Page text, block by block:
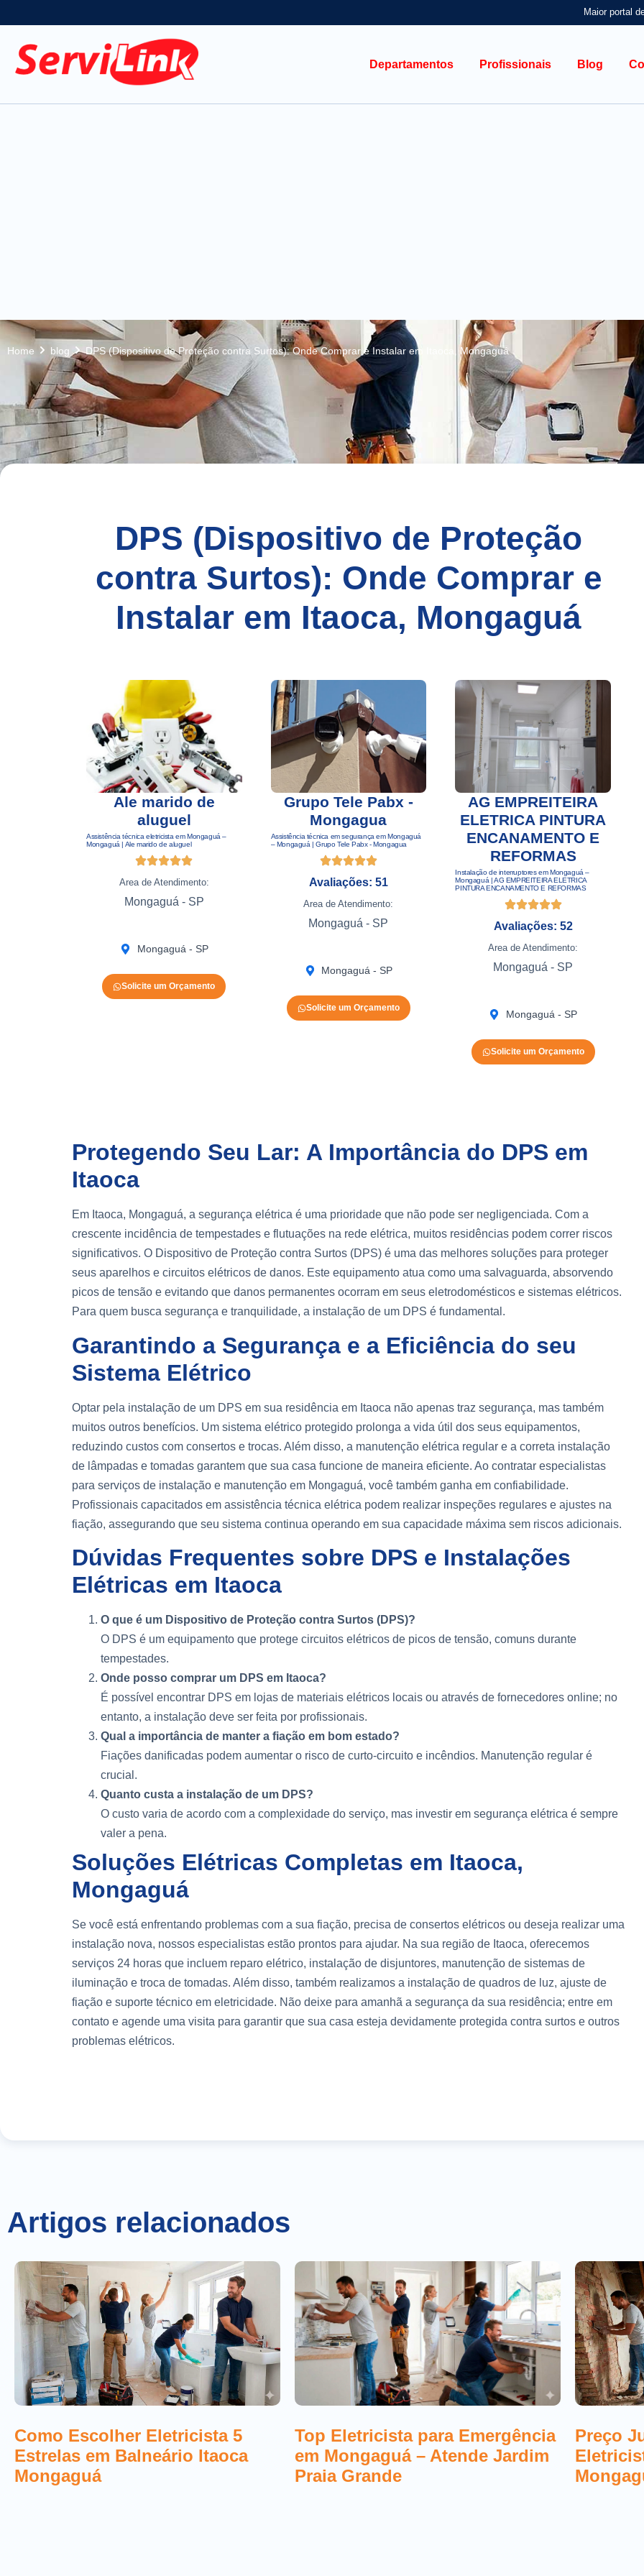
Maior portal
Departamentos Profissionais Blog
Home blog DPS (Dispositivo de Proteção contra Surtos): Onde Comprar e Instalar em Itaoca, Mongaguá
DPS (Dispositivo de Proteção
contra Surtos): Onde Comprar e
Instalar em Itaoca, Mongaguá
Ale marido de
aluguel
Assistência técnica eletricista em Mongaguá –
Mongaguá | Ale marido de aluguel
Area de Atendimento:
Mongaguá - SP
Mongaguá - SP
Solicite um Orçamento
Grupo Tele Pabx -
Mongagua
Assistência técnica em segurança em Mongaguá
– Mongaguá | Grupo Tele Pabx - Mongagua
Avaliações: 51
Area de Atendimento:
Mongaguá - SP
Mongaguá - SP
Solicite um Orçamento
AG EMPREITEIRA
ELETRICA PINTURA
ENCANAMENTO E
REFORMAS
Instalação de interruptores em Mongaguá –
Mongaguá | AG EMPREITEIRA ELETRICA
PINTURA ENCANAMENTO E REFORMAS
Avaliações: 52
Area de Atendimento:
Mongaguá - SP
Mongaguá - SP
Solicite um Orçamento
Protegendo Seu Lar: A Importância do DPS em
Itaoca
Em Itaoca, Mongaguá, a segurança elétrica é uma prioridade que não pode ser negligenciada. Com a
crescente incidência de tempestades e flutuações na rede elétrica, muitos residências podem correr riscos
significativos. O Dispositivo de Proteção contra Surtos (DPS) é uma das melhores soluções para proteger
seus aparelhos e circuitos elétricos de danos. Este equipamento atua como uma salvaguarda, absorvendo
picos de tensão e evitando que danos permanentes ocorram em seus eletrodomésticos e sistemas elétricos.
Para quem busca segurança e tranquilidade, a instalação de um DPS é fundamental.
Garantindo a Segurança e a Eficiência do seu
Sistema Elétrico
Optar pela instalação de um DPS em sua residência em Itaoca não apenas traz segurança, mas também
muitos outros benefícios. Um sistema elétrico protegido prolonga a vida útil dos seus equipamentos,
reduzindo custos com consertos e trocas. Além disso, a manutenção elétrica regular e a correta instalação
de lâmpadas e tomadas garantem que sua casa funcione de maneira eficiente. Ao contratar especialistas
para serviços de instalação e manutenção em Mongaguá, você também ganha em confiabilidade.
Profissionais capacitados em assistência técnica elétrica podem realizar inspeções regulares e ajustes na
fiação, assegurando que seu sistema continua operando em sua capacidade máxima sem riscos adicionais.
Dúvidas Frequentes sobre DPS e Instalações
Elétricas em Itaoca
O que é um Dispositivo de Proteção contra Surtos (DPS)?
O DPS é um equipamento que protege circuitos elétricos de picos de tensão, comuns durante
tempestades.
Onde posso comprar um DPS em Itaoca?
É possível encontrar DPS em lojas de materiais elétricos locais ou através de fornecedores online; no
entanto, a instalação deve ser feita por profissionais.
Qual a importância de manter a fiação em bom estado?
Fiações danificadas podem aumentar o risco de curto-circuito e incêndios. Manutenção regular é
crucial.
Quanto custa a instalação de um DPS?
O custo varia de acordo com a complexidade do serviço, mas investir em segurança elétrica é sempre
valer a pena.
Soluções Elétricas Completas em Itaoca,
Mongaguá
Se você está enfrentando problemas com a sua fiação, precisa de consertos elétricos ou deseja realizar uma
instalação nova, nossos especialistas estão prontos para ajudar. Na sua região de Itaoca, oferecemos
serviços 24 horas que incluem reparo elétrico, instalação de disjuntores, manutenção de sistemas de
iluminação e troca de tomadas. Além disso, também realizamos a instalação de quadros de luz, ajuste de
fiação e suporte técnico em eletricidade. Não deixe para amanhã a segurança da sua residência; entre em
contato e agende uma visita para garantir que sua casa esteja devidamente protegida contra surtos e outros
problemas elétricos.
Artigos relacionados
Como Escolher Eletricista 5
Estrelas em Balneário Itaoca
Mongaguá
Top Eletricista para Emergência
em Mongaguá – Atende Jardim
Praia Grande
Preço